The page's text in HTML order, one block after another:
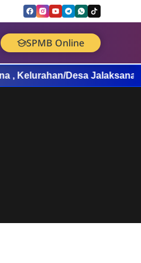
SPMB Online
Kelurahan/Desa Jalaksana ,